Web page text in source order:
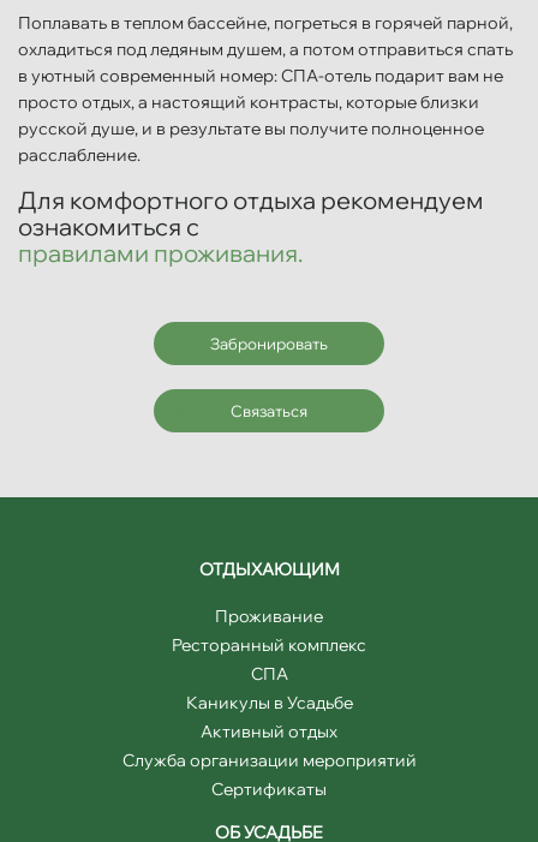
Поплавать в теплом бассейне, погреться в горячей парной,
охладиться под ледяным душем, а потом отправиться спать
в уютный современный номер: СПА-отель подарит вам не
просто отдых, а настоящий контрасты, которые близки
русской душе, и в результате вы получите полноценное
расслабление.
Для комфортного отдыха рекомендуем
ознакомиться с
правилами проживания.
Забронировать
Связаться
ОТДЫХАЮЩИМ
Проживание
Ресторанный комплекс
СПА
Каникулы в Усадьбе
Активный отдых
Служба организации мероприятий
Сертификаты
ОБ УСАДЬБЕ